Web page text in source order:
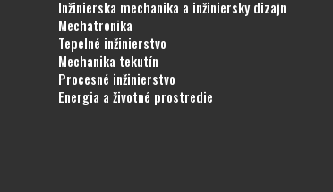
inžinierska mechanika a inžiniersky dizajn
mechatronika
tepelné inžinierstvo
mechanika tekutín
procesné inžinierstvo
energia a životné prostredie